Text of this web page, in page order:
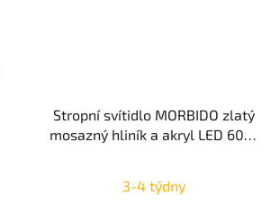
Stropní svítidlo MORBIDO zlatý
mosazný hliník a akryl LED 60W
Tuya - NOVA LUCE
3-4 týdny